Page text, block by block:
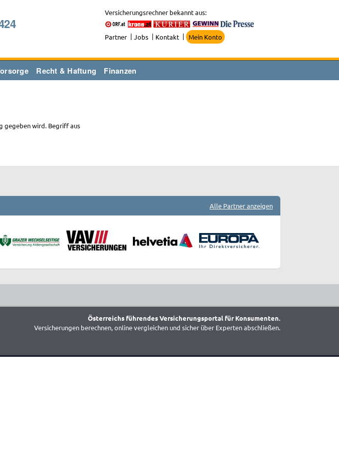
Versicherungsrechner bekannt aus:
Partner Jobs Kontakt Mein Konto
Recht & Haftung Finanzen
gegeben wird. Begriff aus
Alle Partner anzeigen
Österreichs führendes Versicherungsportal für Konsumenten.
Versicherungen berechnen, online vergleichen und sicher über Experten abschließen.